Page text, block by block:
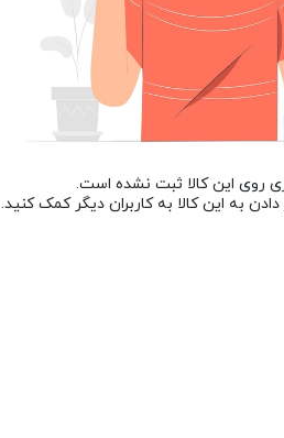
روی این کالا ثبت نشده است.
به این کالا به کاربران دیگر کمک کنید.